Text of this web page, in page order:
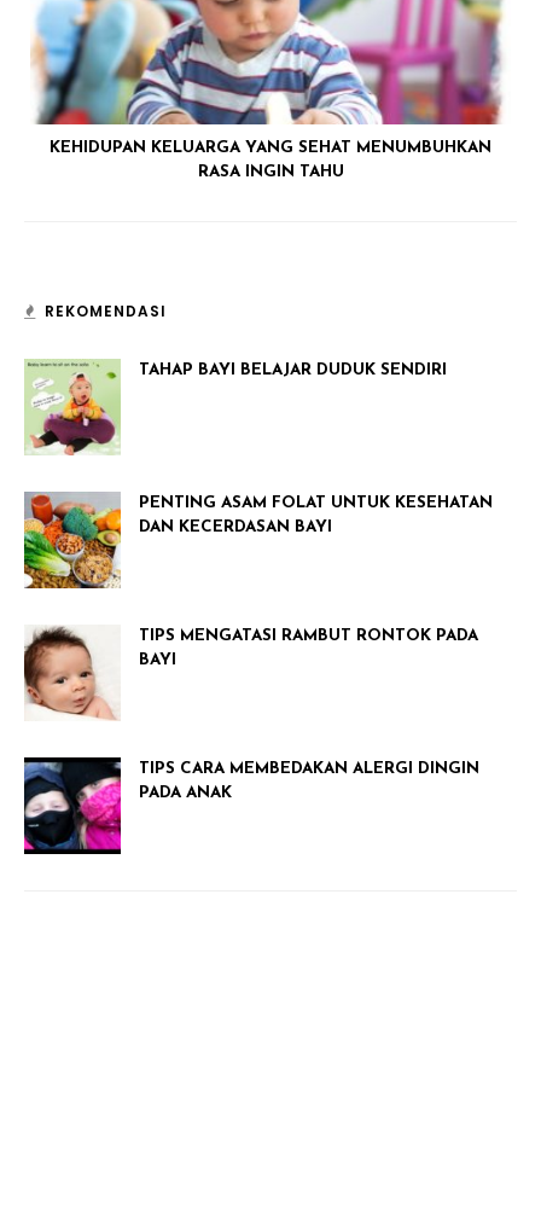
KEHIDUPAN KELUARGA YANG SEHAT MENUMBUHKAN
RASA INGIN TAHU
REKOMENDASI
TAHAP BAYI BELAJAR DUDUK SENDIRI
PENTING ASAM FOLAT UNTUK KESEHATAN
DAN KECERDASAN BAYI
TIPS MENGATASI RAMBUT RONTOK PADA
BAYI
TIPS CARA MEMBEDAKAN ALERGI DINGIN
PADA ANAK